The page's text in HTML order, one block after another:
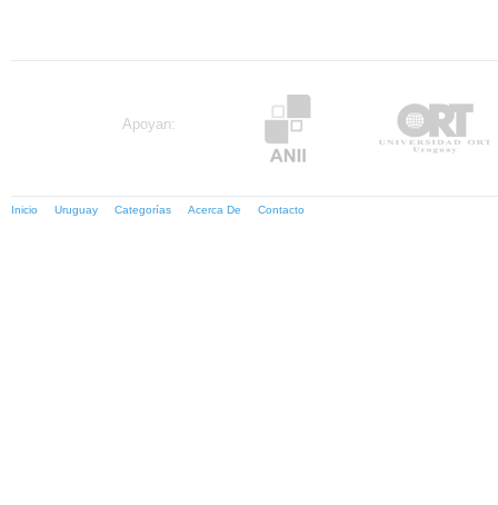
Apoyan:
Inicio Uruguay Categorías Acerca De Contacto